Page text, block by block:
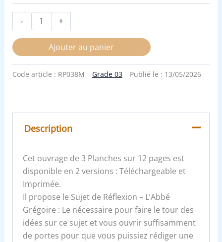
- +
Ajouter au panier
Code article : RP038M Grade 03 Publié le : 13/05/2026
Description
Cet ouvrage de 3 Planches sur 12 pages est
disponible en 2 versions : Téléchargeable et
Imprimée.
Il propose le Sujet de Réflexion – L’Abbé
Grégoire : Le nécessaire pour faire le tour des
idées sur ce sujet et vous ouvrir suffisamment
de portes pour que vous puissiez rédiger une